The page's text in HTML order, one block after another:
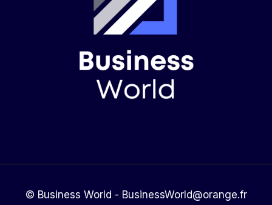
© Business World - BusinessWorld@orange.fr